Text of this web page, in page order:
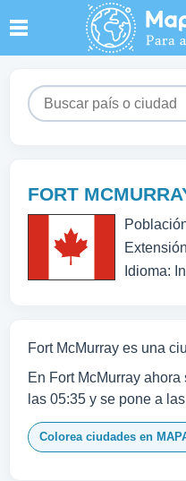
FORT
Idioma:
Fort McMurray es una
En Fort McMurray ahora
las 05:35 y se pone a
Colorea ciudades en